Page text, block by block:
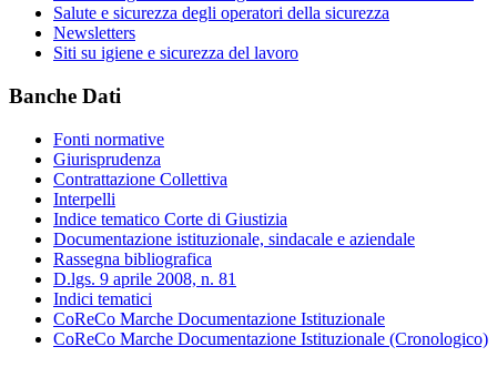
Salute e sicurezza degli operatori della sicurezza
Newsletters
Siti su igiene e sicurezza del lavoro
Banche Dati
Fonti normative
Giurisprudenza
Contrattazione Collettiva
Interpelli
Indice tematico Corte di Giustizia
Documentazione istituzionale, sindacale e aziendale
Rassegna bibliografica
D.lgs. 9 aprile 2008, n. 81
Indici tematici
CoReCo Marche Documentazione Istituzionale
CoReCo Marche Documentazione Istituzionale (Cronologico)